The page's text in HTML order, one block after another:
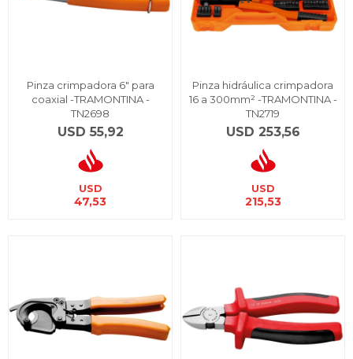
Pinza crimpadora 6" para
coaxial -TRAMONTINA -
TN2698
USD 55,92
USD
47,53
Pinza hidráulica crimpadora
16 a 300mm² -TRAMONTINA -
TN2719
USD 253,56
USD
215,53